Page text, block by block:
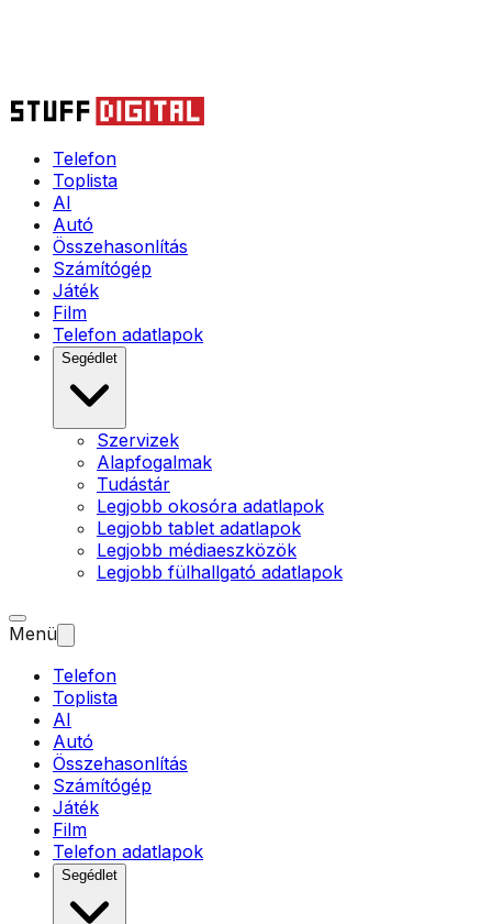
Telefon
Toplista
AI
Autó
Összehasonlítás
Számítógép
Játék
Film
Telefon adatlapok
Segédlet
Szervizek
Alapfogalmak
Tudástár
Legjobb okosóra adatlapok
Legjobb tablet adatlapok
Legjobb médiaeszközök
Legjobb fülhallgató adatlapok
Menü
Telefon
Toplista
AI
Autó
Összehasonlítás
Számítógép
Játék
Film
Telefon adatlapok
Segédlet